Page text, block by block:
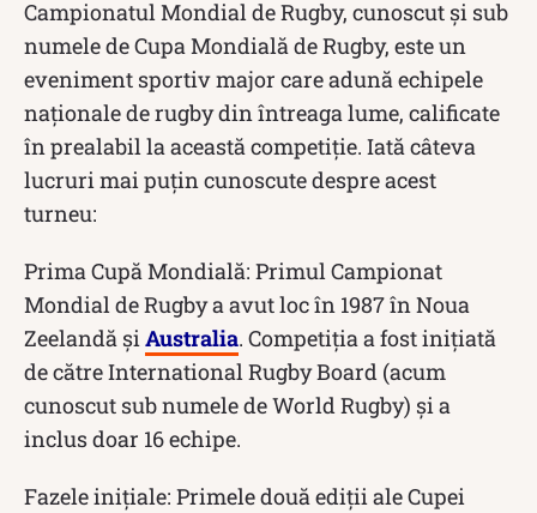
Campionatul Mondial de Rugby, cunoscut și sub
numele de Cupa Mondială de Rugby, este un
eveniment sportiv major care adună echipele
naționale de rugby din întreaga lume, calificate
în prealabil la această competiție. Iată câteva
lucruri mai puțin cunoscute despre acest
turneu:
Prima Cupă Mondială: Primul Campionat
Mondial de Rugby a avut loc în 1987 în Noua
Zeelandă șiAustralia. Competiția a fost inițiată
de către International Rugby Board (acum
cunoscut sub numele de World Rugby) și a
inclus doar 16 echipe.
Fazele inițiale: Primele două ediții ale Cupei